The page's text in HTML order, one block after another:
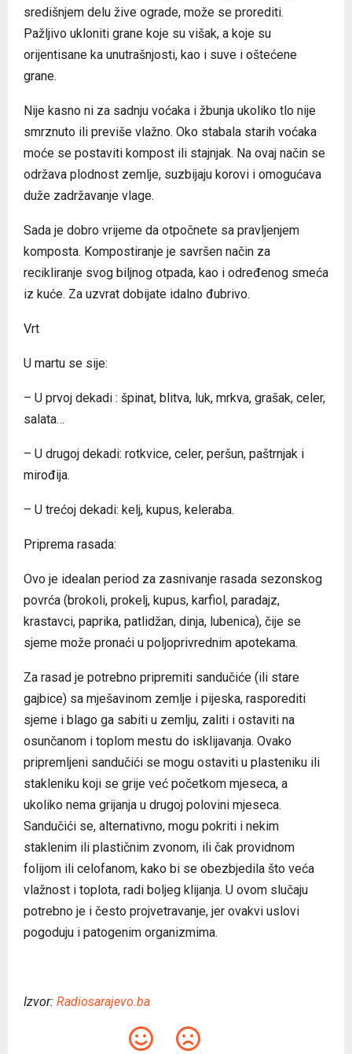
središnjem delu žive ograde, može se prorediti.
Pažljivo ukloniti grane koje su višak, a koje su
orijentisane ka unutrašnjosti, kao i suve i oštećene
grane.
Nije kasno ni za sadnju voćaka i žbunja ukoliko tlo nije
smrznuto ili previše vlažno. Oko stabala starih voćaka
moće se postaviti kompost ili stajnjak. Na ovaj način se
održava plodnost zemlje, suzbijaju korovi i omogućava
duže zadržavanje vlage.
Sada je dobro vrijeme da otpočnete sa pravljenjem
komposta. Kompostiranje je savršen način za
recikliranje svog biljnog otpada, kao i određenog smeća
iz kuće. Za uzvrat dobijate idalno đubrivo.
Vrt
U martu se sije:
– U prvoj dekadi : špinat, blitva, luk, mrkva, grašak, celer,
salata…
– U drugoj dekadi: rotkvice, celer, peršun, paštrnjak i
mirođija.
– U trećoj dekadi: kelj, kupus, keleraba.
Priprema rasada:
Ovo je idealan period za zasnivanje rasada sezonskog
povrća (brokoli, prokelj, kupus, karfiol, paradajz,
krastavci, paprika, patlidžan, dinja, lubenica), čije se
sjeme može pronaći u poljoprivrednim apotekama.
Za rasad je potrebno pripremiti sandučiće (ili stare
gajbice) sa mješavinom zemlje i pijeska, rasporediti
sjeme i blago ga sabiti u zemlju, zaliti i ostaviti na
osunčanom i toplom mestu do isklijavanja. Ovako
pripremljeni sandučići se mogu ostaviti u plasteniku ili
stakleniku koji se grije već početkom mjeseca, a
ukoliko nema grijanja u drugoj polovini mjeseca.
Sandučići se, alternativno, mogu pokriti i nekim
staklenim ili plastičnim zvonom, ili čak providnom
folijom ili celofanom, kako bi se obezbjedila što veća
vlažnost i toplota, radi boljeg klijanja. U ovom slučaju
potrebno je i često projvetravanje, jer ovakvi uslovi
pogoduju i patogenim organizmima.
Izvor: Radiosarajevo.ba